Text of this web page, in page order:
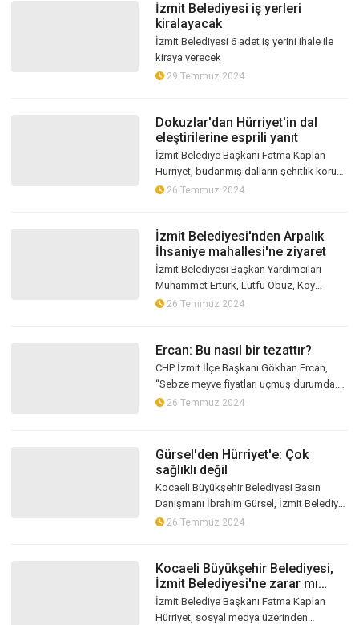
İzmit Belediyesi iş yerleri
kiralayacak
İzmit Belediyesi 6 adet iş yerini ihale ile
kiraya verecek
29 Temmuz 2024
Dokuzlar'dan Hürriyet'in dal
eleştirilerine esprili yanıt
İzmit Belediye Başkanı Fatma Kaplan
Hürriyet, budanmış dalların şehitlik korusu
altına bırakılarak kendilerini zor durumda
26 Temmuz 2024
İzmit Belediyesi'nden Arpalık
İhsaniye mahallesi'ne ziyaret
İzmit Belediyesi Başkan Yardımcıları
Muhammet Ertürk, Lütfü Obuz, Köy
Hizmet Masası Sorumluları ve birim
26 Temmuz 2024
Ercan: Bu nasıl bir tezattır?
CHP İzmit İlçe Başkanı Gökhan Ercan,
“Sebze meyve fiyatları uçmuş durumda.
Böyle bir ortamda elbette bizim
26 Temmuz 2024
Gürsel'den Hürriyet'e: Çok
sağlıklı değil
Kocaeli Büyükşehir Belediyesi Basın
Danışmanı İbrahim Gürsel, İzmit Belediye
Başkanı Fatma Kaplan Hürriyet için "Gece
26 Temmuz 2024
Kocaeli Büyükşehir Belediyesi,
İzmit Belediyesi'ne zarar mı
veriyor? Başkan Hürriyet'ten
açıklama
İzmit Belediye Başkanı Fatma Kaplan
Hürriyet, sosyal medya üzerinden